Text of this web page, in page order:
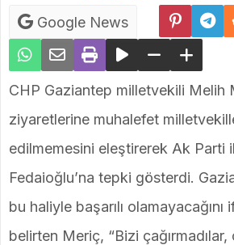
Google News
CHP Gaziantep milletvekili Melih
ziyaretlerine muhalefet
edilmemesini eleştirerek Ak Parti
Fedaioğlu’na tepki gösterdi.
bu haliyle başarılı
belirten Meriç, “Bizi